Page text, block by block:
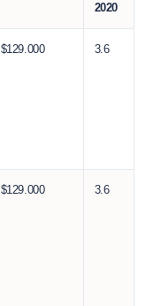
2020
$129.000 3.6
$129.000 3.6